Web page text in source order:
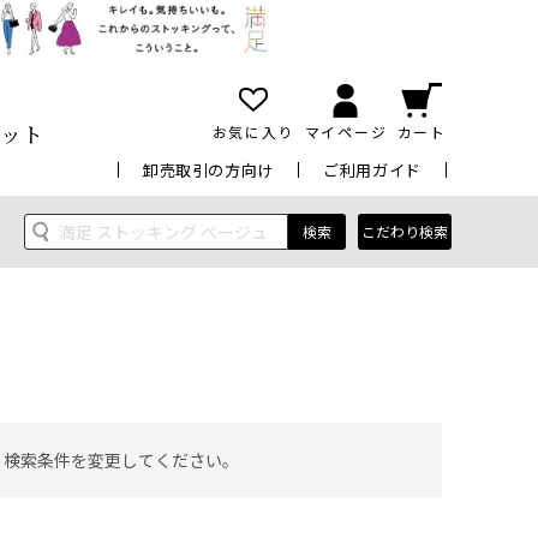
ト お気に入り マイページ カート
卸売取引の方向け ご利用ガイド
検索 こだわり検索
索条件を変更してください。